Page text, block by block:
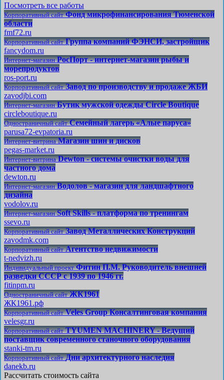
Посмотреть все работы
Корпоративный сайт Фонд микрофинансирования Тюменской
области
fmf72.ru
Корпоративный сайт Группа компаний ФЭНСИ, застройщик
fancydom.ru
Интернет-магазин РосПорт - интернет-магазин рыбы и
морепродуктов
ros-port.ru
Корпоративный сайт Завод по производству и продаже ЖБИ
zavodjbi.com
Интернет-магазин Бутик мужской одежды Circle Boutique
circleboutique.ru
Одностраничный сайт Семейный лагерь «Алые паруса»
parusa72-evpatoria.ru
Интернет-витрина Магазин шин и дисков
pegas-market.ru
Интернет-витрина Dewton - системы очистки воды для
частного дома
dewton.ru
Интернет-магазин Водолов - магазин для ландшафтного
дизайна
vodolov.ru
Интернет-магазин Soft Skills - платформа по тренингам
ssevo.ru
Корпоративный сайт Завод Металлических Конструкций
zavodmk.com
Корпоративный сайт Агентство недвижимости
t-nedvizh.ru
Индивидуальный проект Фитин П.М. Руководитель внешней
разведки СССР с 1939 по 1946 гг.
fitinpm.ru
Одностраничный сайт ЖК1961
ЖК1961.рф
Корпоративный сайт Veles Group Консалтинговая компания
velesgr.ru
Корпоративный сайт TYUMEN MACHINERY - Ведущий
поставщик современного станочного оборудования
stanki-tm.ru
Корпоративный сайт Дни архитектурного наследия
danekb.ru
Рассчитать стоимость сайта